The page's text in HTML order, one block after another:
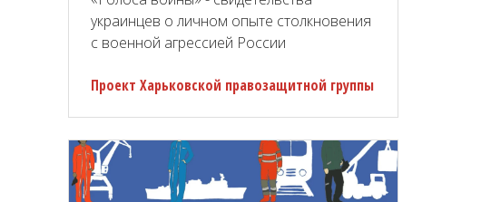
украинцев о личном опыте столкновения
с военной агрессией России
Проект Харьковской правозащитной группы